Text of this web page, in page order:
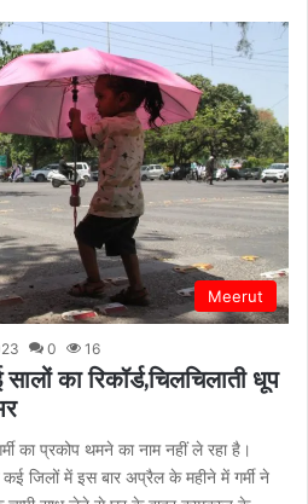
Meerut
0 16
का रिकॉर्ड,चिलचिलाती धूप
का प्रकोप थमने का नाम नहीं ले रहा है।
जिलों में इस बार अप्रैल के महीने में गर्मी ने